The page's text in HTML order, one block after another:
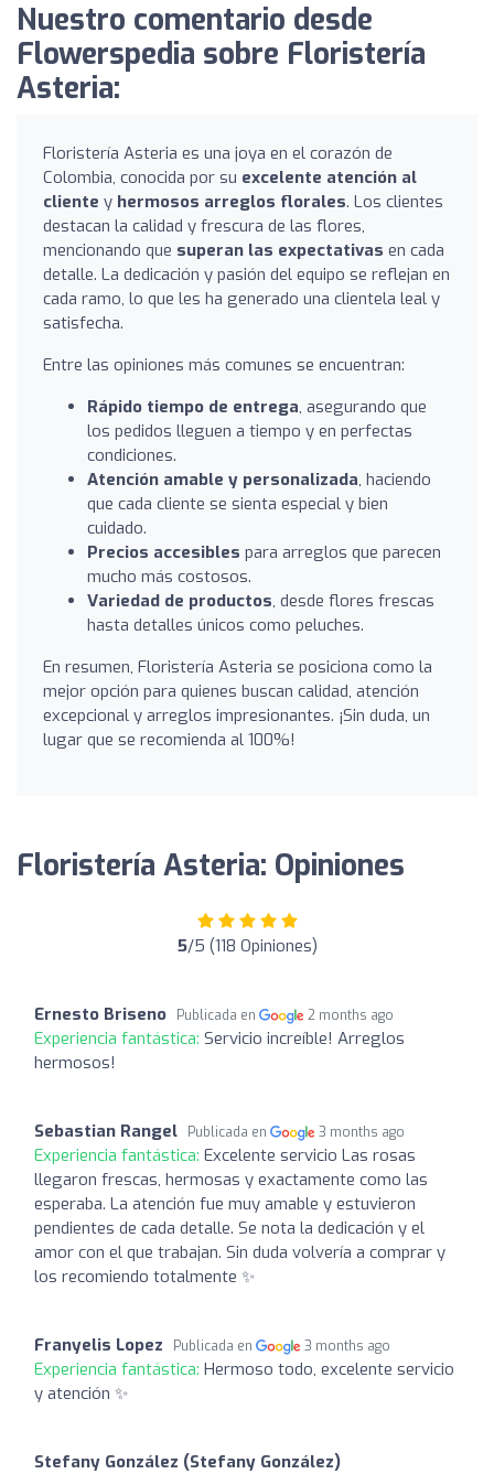
Nuestro comentario desde
Flowerspedia sobre Floristería
Asteria:
Floristería Asteria es una joya en el corazón de
Colombia, conocida por su excelente atención al
cliente y hermosos arreglos florales. Los clientes
destacan la calidad y frescura de las flores,
mencionando que superan las expectativas en cada
detalle. La dedicación y pasión del equipo se reflejan en
cada ramo, lo que les ha generado una clientela leal y
satisfecha.
Entre las opiniones más comunes se encuentran:
Rápido tiempo de entrega, asegurando que
los pedidos lleguen a tiempo y en perfectas
condiciones.
Atención amable y personalizada, haciendo
que cada cliente se sienta especial y bien
cuidado.
Precios accesibles para arreglos que parecen
mucho más costosos.
Variedad de productos, desde flores frescas
hasta detalles únicos como peluches.
En resumen, Floristería Asteria se posiciona como la
mejor opción para quienes buscan calidad, atención
excepcional y arreglos impresionantes. ¡Sin duda, un
lugar que se recomienda al 100%!
Floristería Asteria: Opiniones
5/5 (118 Opiniones)
Ernesto Briseno Publicada en 2 months ago
Experiencia fantástica: Servicio increíble! Arreglos
hermosos!
Sebastian Rangel Publicada en 3 months ago
Experiencia fantástica: Excelente servicio Las rosas
llegaron frescas, hermosas y exactamente como las
esperaba. La atención fue muy amable y estuvieron
pendientes de cada detalle. Se nota la dedicación y el
amor con el que trabajan. Sin duda volvería a comprar y
los recomiendo totalmente ✨
Franyelis Lopez Publicada en 3 months ago
Experiencia fantástica: Hermoso todo, excelente servicio
y atención ✨
Stefany González (Stefany González)